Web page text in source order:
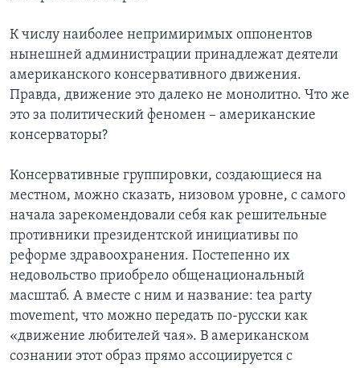
К числу наиболее непримиримых оппонентов
нынешней администрации принадлежат деятели
американского консервативного движения.
Правда, движение это далеко не монолитно. Что же
это за политический феномен – американские
консерваторы?
Консервативные группировки, создающиеся на
местном, можно сказать, низовом уровне, с самого
начала зарекомендовали себя как решительные
противники президентской инициативы по
реформе здравоохранения. Постепенно их
недовольство приобрело общенациональный
масштаб. А вместе с ним и название: tea party
movement, что можно передать по-русски как
«движение любителей чая». В американском
сознании этот образ прямо ассоциируется с